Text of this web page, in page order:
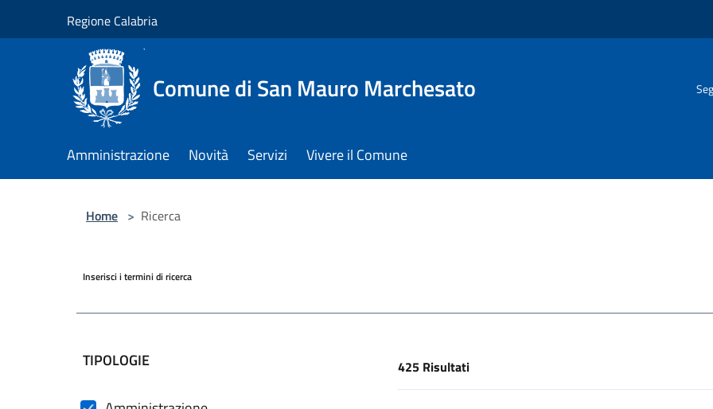
Regione Calabria
Comune di San Mauro Marchesato
Amministrazione Novità Servizi Vivere il Comune
Home > Ricerca
Inserisci i termini di ricerca
filtri da applicare
TIPOLOGIE [results] Risultati
425 Risultati